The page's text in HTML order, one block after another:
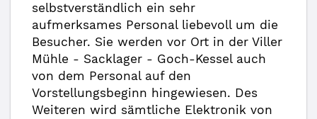
selbstverständlich ein sehr
aufmerksames Personal liebevoll um die
Besucher. Sie werden vor Ort in der Viller
Mühle - Sacklager - Goch-Kessel auch
von dem Personal auf den
Vorstellungsbeginn hingewiesen. Des
Weiteren wird sämtliche Elektronik von